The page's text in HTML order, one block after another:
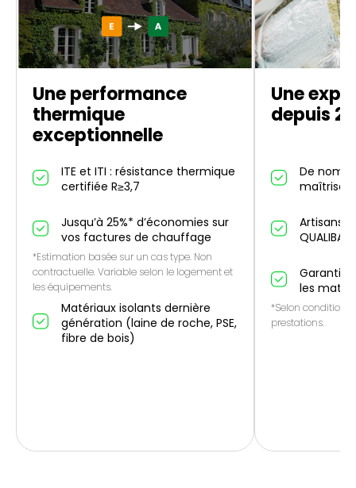
Une performance
thermique
exceptionnelle
ITE et ITI : résistance thermique
certifiée R≥3,7
Jusqu’à 25%* d’économies sur
vos factures de chauffage
*Estimation basée sur un cas type. Non
contractuelle. Variable selon le logement et
les équipements.
Matériaux isolants dernière
génération (laine de roche, PSE,
fibre de bois)
Une
depuis
De
maîtrise
Artisans
QUALIBAT
Garantie
les
*Selon conditions
prestations.